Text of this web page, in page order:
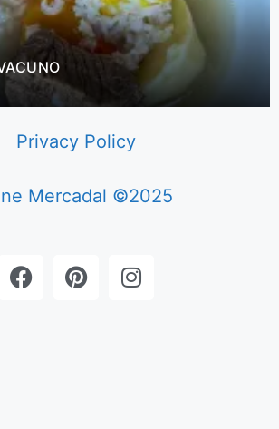
Privacy Policy
Mercadal ©2025